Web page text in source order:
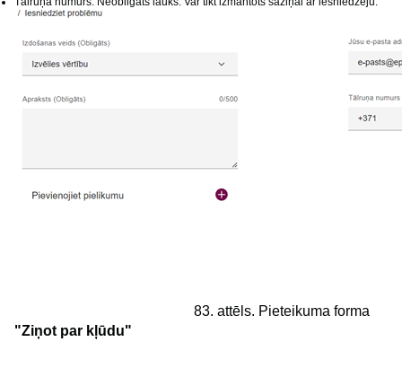
83. attēls. Pieteikuma forma
"Ziņot par kļūdu"